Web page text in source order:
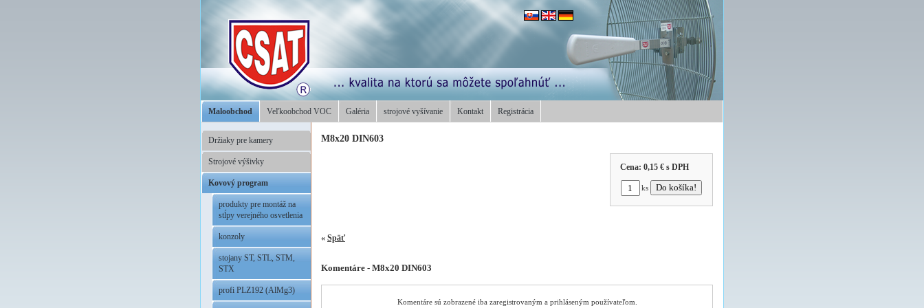
Maloobchod Veľkoobchod VOC Galéria strojové vyšívanie Kontakt Registrácia
Držiaky pre kamery
Strojové výšivky
Kovový program
produkty pre montáž na
stĺpy verejného osvetlenia
konzoly
stojany ST, STL, STM,
STX
profi PLZ192 (AlMg3)
M8x20 DIN603
Cena:0,15 € s DPH
ks
« Späť
Komentáre - M8x20 DIN603
Komentáre sú zobrazené iba zaregistrovaným a prihláseným používateľom.